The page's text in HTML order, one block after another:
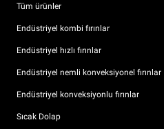
Tüm ürünler
Endüstriyel kombi fırınlar
Endüstriyel hızlı fırınlar
Endüstriyel nemli konveksiyonel fırınlar
Endüstriyel konveksiyonlu fırınlar
Sıcak Dolap